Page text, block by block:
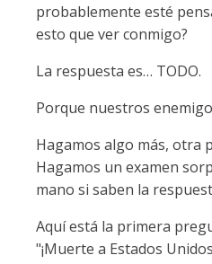
probablemente esté
esto que ver conmigo?
La respuesta es… TODO.
Porque nuestros
Hagamos algo más, otra
Hagamos un examen
mano si saben la
Aquí está la primera
"¡Muerte a Estados